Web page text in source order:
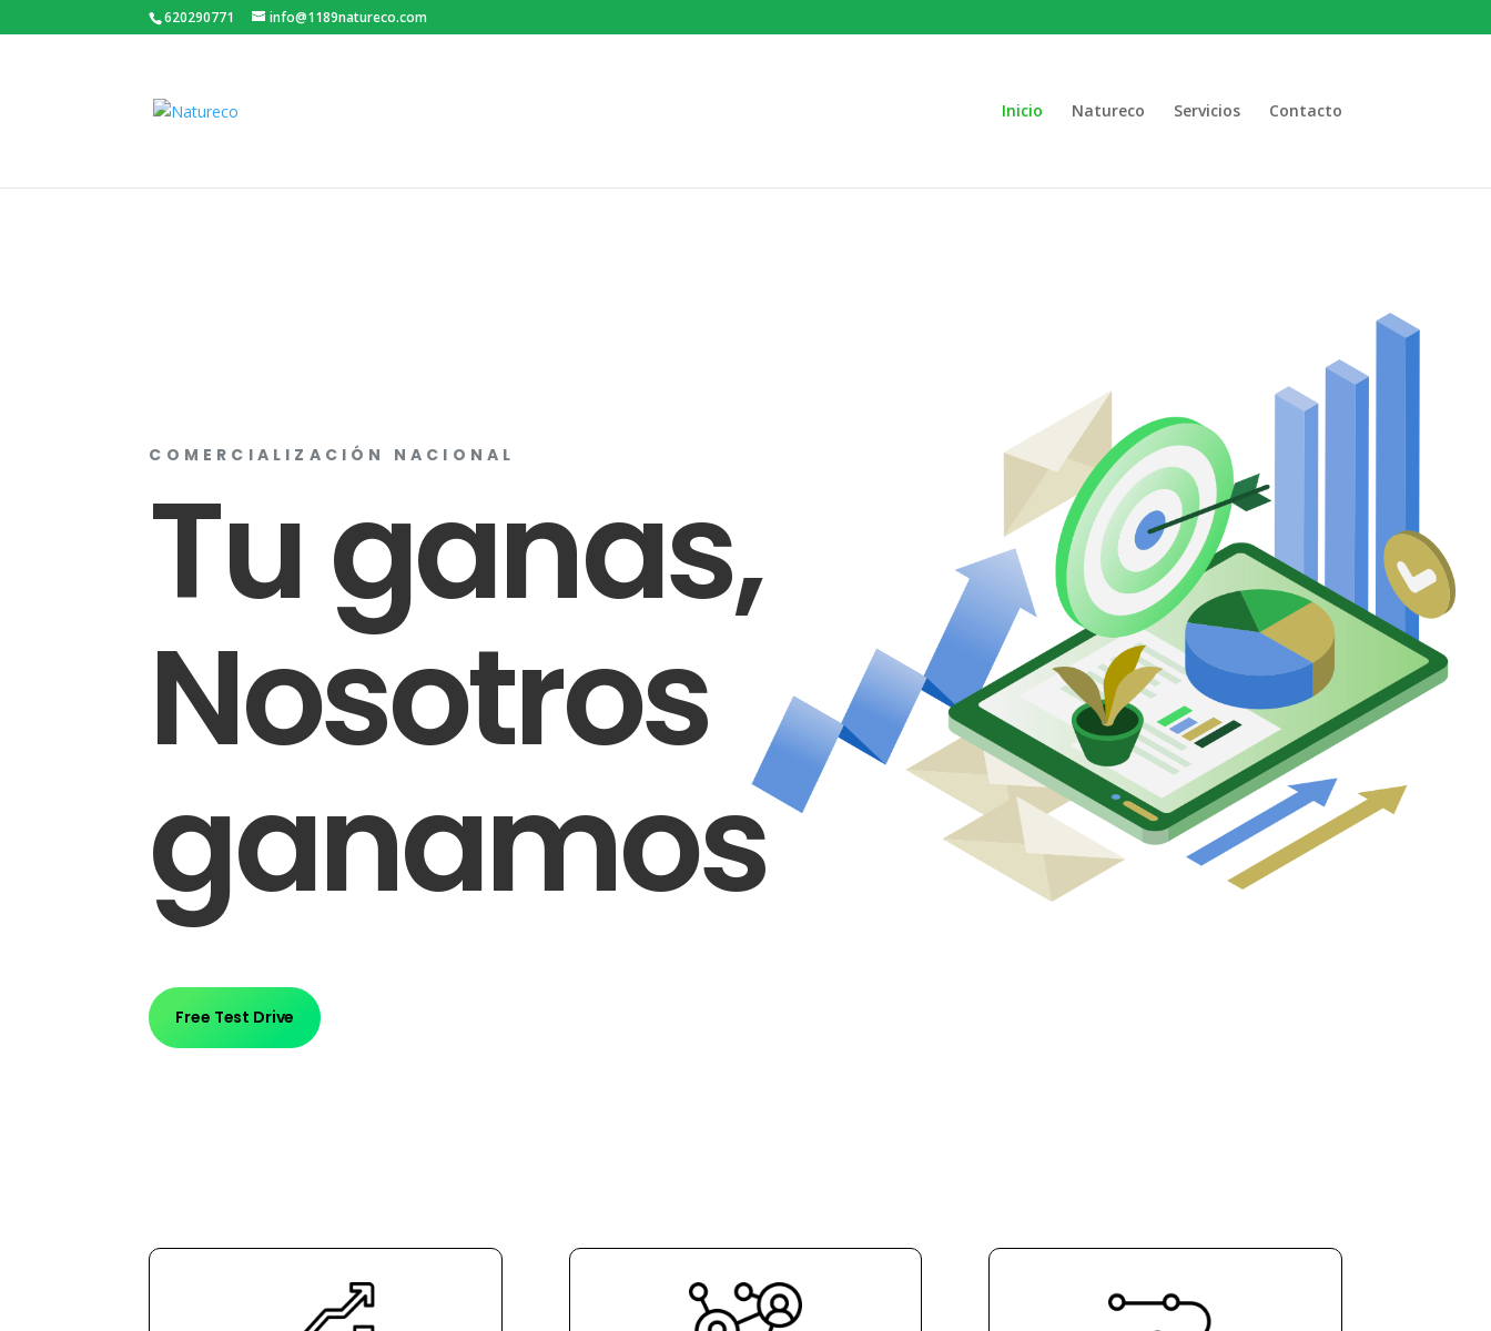
620290771 info@1189natureco.com
Inicio Natureco Servicios Contacto
COMERCIALIZACIÓN NACIONAL
Tu ganas,
Nosotros
ganamos
Free Test Drive